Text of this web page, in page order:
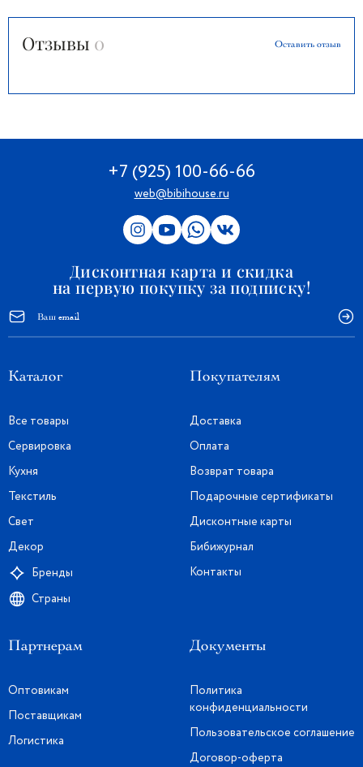
Отзывы 0 Оставить отзыв
+7 (925) 100-66-66
web@bibihouse.ru
Дисконтная карта и скидка
на первую покупку за подписку!
Каталог
Все товары
Сервировка
Кухня
Текстиль
Свет
Декор
Бренды
Страны
Покупателям
Доставка
Оплата
Возврат товара
Подарочные сертификаты
Дисконтные карты
Бибижурнал
Контакты
Партнерам
Оптовикам
Поставщикам
Логистика
Документы
Политика
конфиденциальности
Пользовательское соглашение
Договор-оферта